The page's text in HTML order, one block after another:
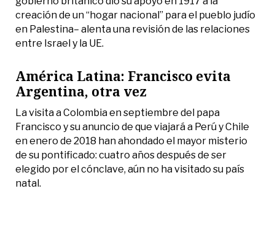
creación de un “hogar nacional” para el pueblo judío
en Palestina– alenta una revisión de las relaciones
entre Israel y la UE.
América Latina: Francisco evita
Argentina, otra vez
La visita a Colombia en septiembre del papa
Francisco y su anuncio de que viajará a Perú y Chile
en enero de 2018 han ahondado el mayor misterio
de su pontificado: cuatro años después de ser
elegido por el cónclave, aún no ha visitado su país
natal.